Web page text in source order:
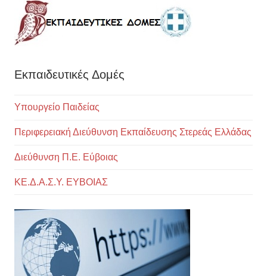
Εκπαιδευτικές Δομές
Υπουργείο Παιδείας
Περιφερειακή Διεύθυνση Εκπαίδευσης Στερεάς Ελλάδας
Διεύθυνση Π.Ε. Εύβοιας
ΚΕ.Δ.Α.Σ.Υ. ΕΥΒΟΙΑΣ